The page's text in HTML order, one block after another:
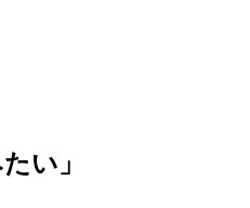
い」